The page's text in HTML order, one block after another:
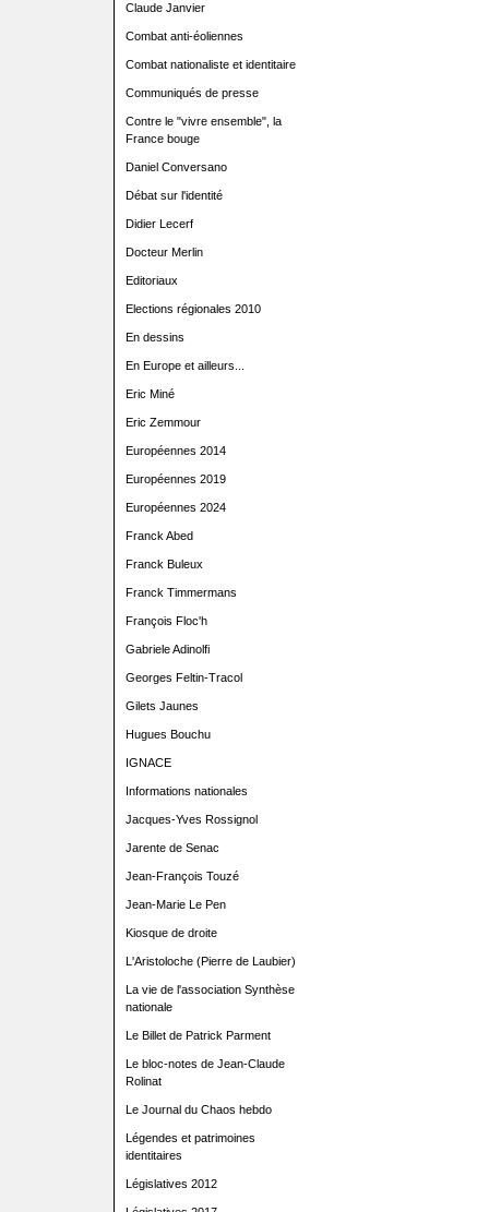
Claude Janvier
Combat anti-éoliennes
Combat nationaliste et identitaire
Communiqués de presse
Contre le "vivre ensemble", la
France bouge
Daniel Conversano
Débat sur l'identité
Didier Lecerf
Docteur Merlin
Editoriaux
Elections régionales 2010
En dessins
En Europe et ailleurs...
Eric Miné
Eric Zemmour
Européennes 2014
Européennes 2019
Européennes 2024
Franck Abed
Franck Buleux
Franck Timmermans
François Floc'h
Gabriele Adinolfi
Georges Feltin-Tracol
Gilets Jaunes
Hugues Bouchu
IGNACE
Informations nationales
Jacques-Yves Rossignol
Jarente de Senac
Jean-François Touzé
Jean-Marie Le Pen
Kiosque de droite
L'Aristoloche (Pierre de Laubier)
La vie de l'association Synthèse
nationale
Le Billet de Patrick Parment
Le bloc-notes de Jean-Claude
Rolinat
Le Journal du Chaos hebdo
Légendes et patrimoines
identitaires
Législatives 2012